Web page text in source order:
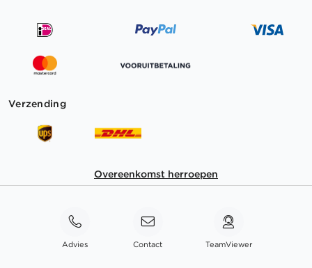
Verzending
Overeenkomst herroepen
Advies Contact TeamViewer